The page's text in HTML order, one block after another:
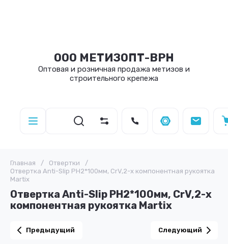
ООО МЕТИЗОПТ-ВРН
Оптовая и розничная продажа метизов и
строительного крепежа
Главная / Отвертки
/
Отвертка Anti-Slip PH2*100мм, CrV,2-х компонентная рукоятка
Martix
Отвертка Anti-Slip PH2*100мм, CrV,2-х
компонентная рукоятка Martix
Предыдущий Следующий